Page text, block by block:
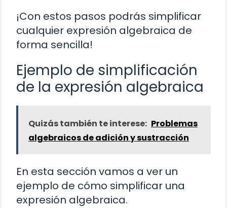
¡Con estos pasos podrás simplificar
cualquier expresión algebraica de
forma sencilla!
Ejemplo de simplificación
de la expresión algebraica
Quizás también te interese: Problemas
algebraicos de adición y sustracción
En esta sección vamos a ver un
ejemplo de cómo simplificar una
expresión algebraica.